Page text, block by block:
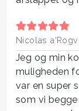
Nicolas
Jeg og min
muligheden
var en super
som vi